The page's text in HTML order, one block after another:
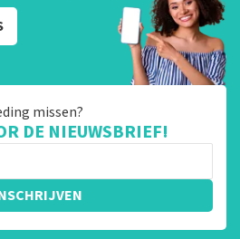
missen?
DE NIEUWSBRIEF!